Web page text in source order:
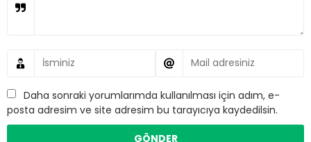
Daha sonraki yorumlarımda kullanılması için adım, e-
posta adresim ve site adresim bu tarayıcıya kaydedilsin.